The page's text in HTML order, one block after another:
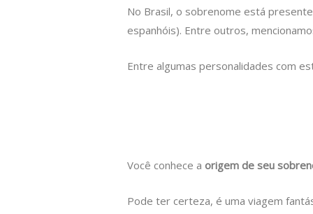
No Brasil, o sobrenome está
espanhóis). Entre outros,
Entre algumas personalidades com
Você conhece a origem de seu
Pode ter certeza, é uma viagem